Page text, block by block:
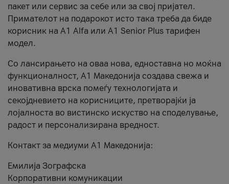
пакет или сервис за себе или за свој пријател.
Примателот на подарокот исто така треба да биде
корисник на А1 Alfa или A1 Senior Plus тарифен
модел.
Со лансирањето на оваа нова, едноставна но моќна
функционалност, А1 Македонија создава свежа и
иновативна врска помеѓу технологијата и
секојдневието на корисниците, претворајќи ја
лојалноста во вистинско искуство на споделување,
радост и персонализирана вредност.
Контакт за медиуми А1 Македонија:
Емилија Зографска
Корпоративни комуникации